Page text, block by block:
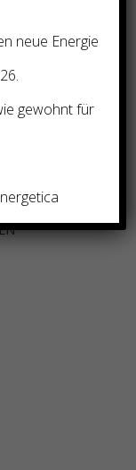
neue Energie
gewohnt für